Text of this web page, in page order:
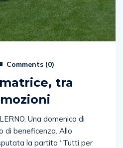
Comments (0)
tra
Una domenica di
beneficenza. Allo
la partita “Tutti per